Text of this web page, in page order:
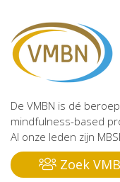
De VMBN is dé
mindfulness-based
Al onze leden zijn
Zoek